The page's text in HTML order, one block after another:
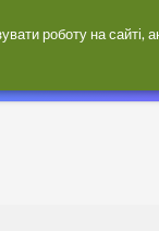
роботу на сайті,